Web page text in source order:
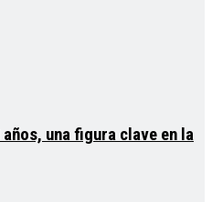
una figura clave en la